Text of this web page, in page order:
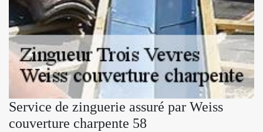
Service de zinguerie assuré par Weiss
couverture charpente 58